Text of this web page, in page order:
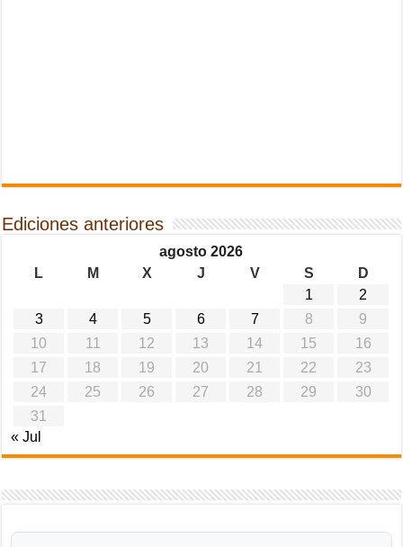
Ediciones anteriores
agosto 2026
L
M X J V S
D
1
2
3
4 5 6 7 8
9
10
11 12 13 14 15
16
17
18 19 20 21 22
23
24
25 26 27 28 29
30
31
« Jul